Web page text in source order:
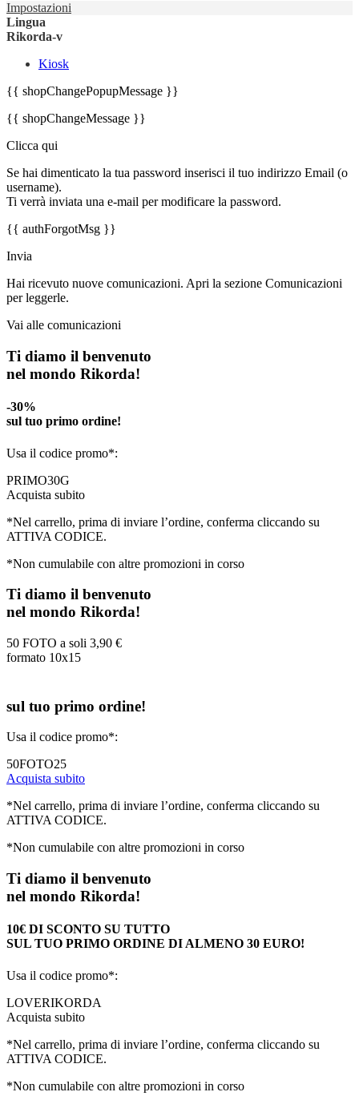
Impostazioni
Lingua
Rikorda-v
Kiosk
{{ shopChangePopupMessage }}
{{ shopChangeMessage }}
Clicca qui
Se hai dimenticato la tua password inserisci il tuo indirizzo Email (o
username).
Ti verrà inviata una e-mail per modificare la password.
{{ authForgotMsg }}
Invia
Hai ricevuto nuove comunicazioni. Apri la sezione Comunicazioni
per leggerle.
Vai alle comunicazioni
Ti diamo il benvenuto
nel mondo Rikorda!
-30%
sul tuo primo ordine!
Usa il codice promo*:
PRIMO30G
Acquista subito
*Nel carrello, prima di inviare l’ordine, conferma cliccando su
ATTIVA CODICE.
*Non cumulabile con altre promozioni in corso
Ti diamo il benvenuto
nel mondo Rikorda!
50 FOTO a soli 3,90 €
formato 10x15
sul tuo primo ordine!
Usa il codice promo*:
50FOTO25
Acquista subito
*Nel carrello, prima di inviare l’ordine, conferma cliccando su
ATTIVA CODICE.
*Non cumulabile con altre promozioni in corso
Ti diamo il benvenuto
nel mondo Rikorda!
10€ DI SCONTO SU TUTTO
SUL TUO PRIMO ORDINE DI ALMENO 30 EURO!
Usa il codice promo*:
LOVERIKORDA
Acquista subito
*Nel carrello, prima di inviare l’ordine, conferma cliccando su
ATTIVA CODICE.
*Non cumulabile con altre promozioni in corso